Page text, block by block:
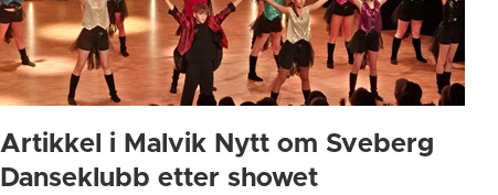
Artikkel i Malvik Nytt om Sveberg
Danseklubb etter showet